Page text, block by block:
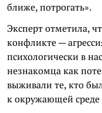
ближе, потрогать».
Эксперт отметила,
конфликте —
психологически в
незнакомца как
выживали те, кто
к окружающей